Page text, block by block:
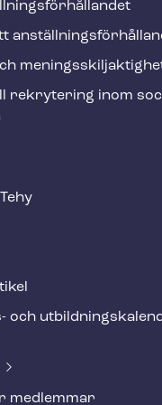
rekrytering inom
och
medlemmar